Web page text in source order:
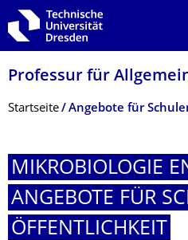
Zur Hauptnavigation springen
Zur Suche springen
Zum Inhalt springen
Professur für
Breadcrumb-Menü
Startseite Angebote für
MIKROBIOLOGIE
ANGEBOTE FÜR
ÖFFENTLICHKEIT